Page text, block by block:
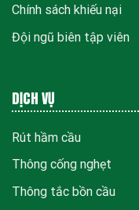
Chính sách khiếu nại
Đội ngũ biên tập viên
DỊCH VỤ
Rút hầm cầu
Thông cống nghẹt
Thông tắc bồn cầu